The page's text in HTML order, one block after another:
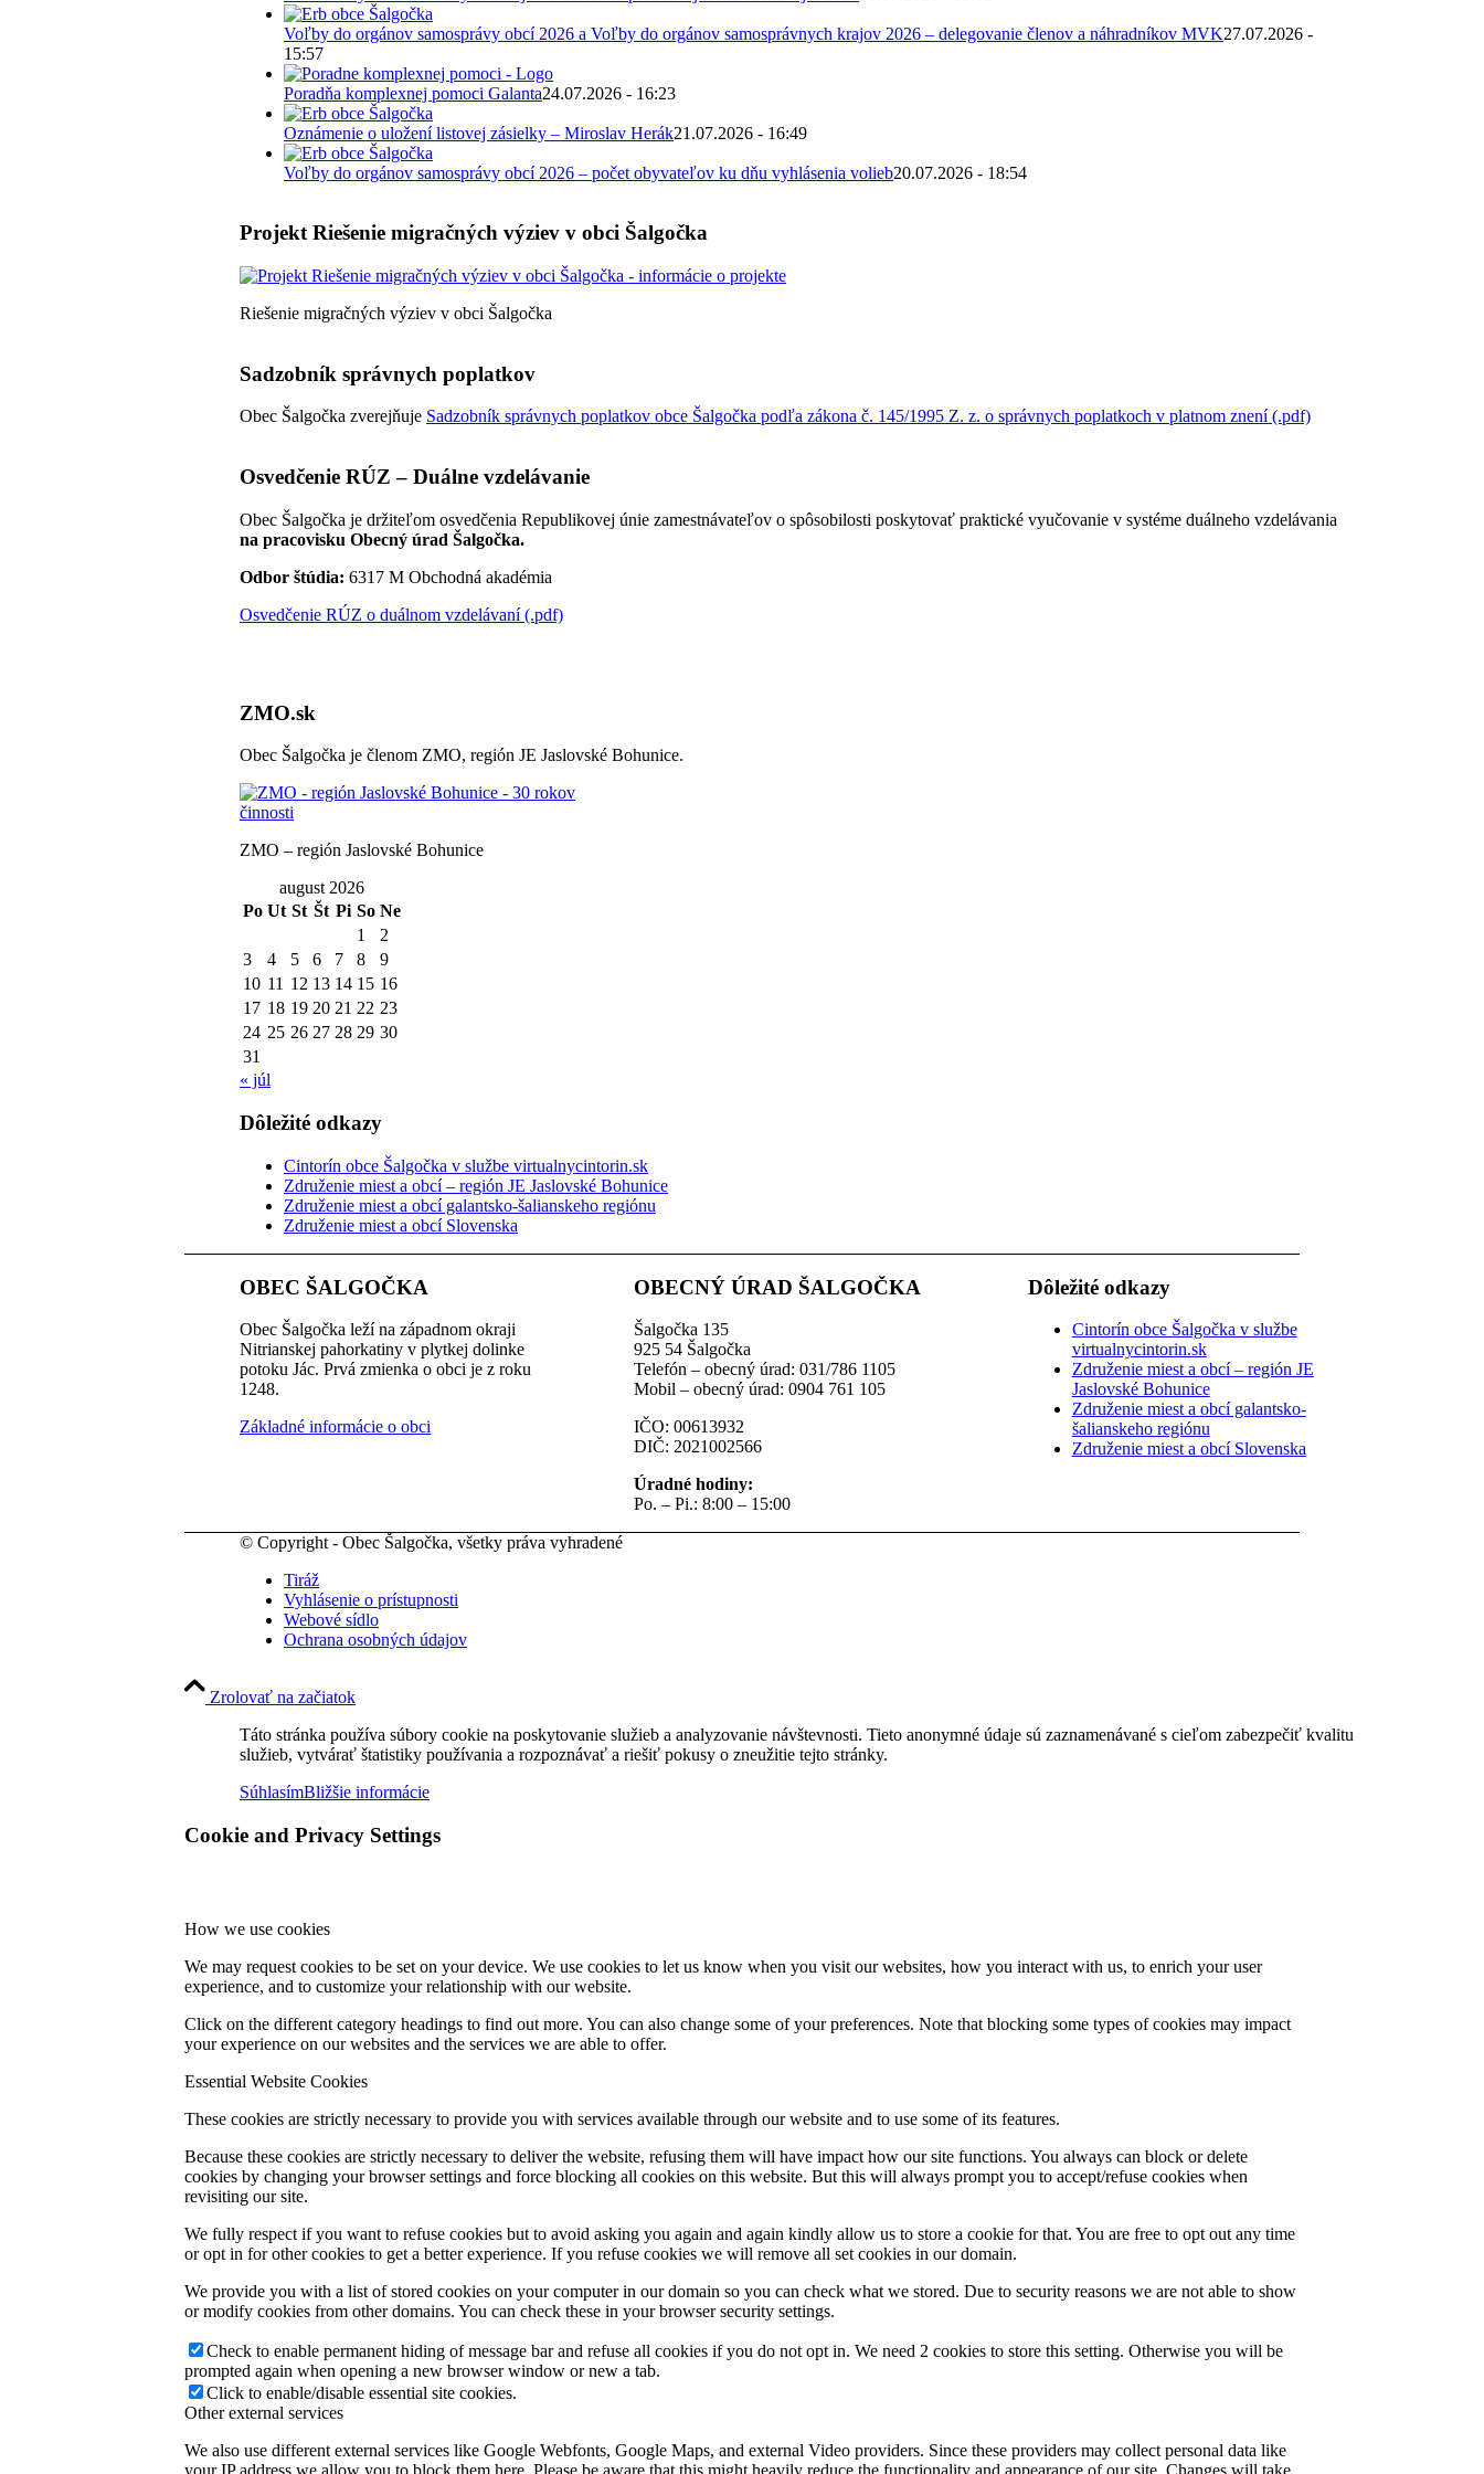
Voľby do orgánov samosprávy obcí 2026 a Voľby do orgánov samosprávnych krajov 2026 – delegovanie členov a náhradníkov MVK27.07.2026 -
15:57
Poradňa komplexnej pomoci Galanta24.07.2026 - 16:23
Oznámenie o uložení listovej zásielky – Miroslav Herák21.07.2026 - 16:49
Voľby do orgánov samosprávy obcí 2026 – počet obyvateľov ku dňu vyhlásenia volieb20.07.2026 - 18:54
Projekt Riešenie migračných výziev v obci Šalgočka
Riešenie migračných výziev v obci Šalgočka
Sadzobník správnych poplatkov
Obec Šalgočka zverejňuje Sadzobník správnych poplatkov obce Šalgočka podľa zákona č. 145/1995 Z. z. o správnych poplatkoch v platnom znení (.pdf)
Osvedčenie RÚZ – Duálne vzdelávanie
Obec Šalgočka je držiteľom osvedčenia Republikovej únie zamestnávateľov o spôsobilosti poskytovať praktické vyučovanie v systéme duálneho vzdelávania
na pracovisku Obecný úrad Šalgočka.
Odbor štúdia: 6317 M Obchodná akadémia
Osvedčenie RÚZ o duálnom vzdelávaní (.pdf)
ZMO.sk
Obec Šalgočka je členom ZMO, región JE Jaslovské Bohunice.
ZMO – región Jaslovské Bohunice
august 2026
Po Ut St Št Pi So Ne
1
2
3
4 5 6 7 8
9
10 11 12 13 14 15 16
17 18 19 20 21 22 23
24 25 26 27 28 29 30
31
« júl
Dôležité odkazy
Cintorín obce Šalgočka v službe virtualnycintorin.sk
Združenie miest a obcí – región JE Jaslovské Bohunice
Združenie miest a obcí galantsko-šalianskeho regiónu
Združenie miest a obcí Slovenska
OBEC ŠALGOČKA
Obec Šalgočka leží na západnom okraji
Nitrianskej pahorkatiny v plytkej dolinke
potoku Jác. Prvá zmienka o obci je z roku
1248.
Základné informácie o obci
OBECNÝ ÚRAD ŠALGOČKA
Šalgočka 135
925 54 Šalgočka
Telefón – obecný úrad: 031/786 1105
Mobil – obecný úrad: 0904 761 105
IČO: 00613932
DIČ: 2021002566
Úradné hodiny:
Po. – Pi.: 8:00 – 15:00
Dôležité odkazy
Cintorín obce Šalgočka v službe
virtualnycintorin.sk
Združenie miest a obcí – región JE
Jaslovské Bohunice
Združenie miest a obcí galantsko-
šalianskeho regiónu
Združenie miest a obcí Slovenska
© Copyright - Obec Šalgočka, všetky práva vyhradené
Tiráž
Vyhlásenie o prístupnosti
Webové sídlo
Ochrana osobných údajov
Zrolovať na začiatok
Táto stránka používa súbory cookie na poskytovanie služieb a analyzovanie návštevnosti. Tieto anonymné údaje sú zaznamenávané s cieľom zabezpečiť kvalitu
služieb, vytvárať štatistiky používania a rozpoznávať a riešiť pokusy o zneužitie tejto stránky.
SúhlasímBližšie informácie
Cookie and Privacy Settings
How we use cookies
We may request cookies to be set on your device. We use cookies to let us know when you visit our websites, how you interact with us, to enrich your user
experience, and to customize your relationship with our website.
Click on the different category headings to find out more. You can also change some of your preferences. Note that blocking some types of cookies may impact
your experience on our websites and the services we are able to offer.
Essential Website Cookies
These cookies are strictly necessary to provide you with services available through our website and to use some of its features.
Because these cookies are strictly necessary to deliver the website, refusing them will have impact how our site functions. You always can block or delete
cookies by changing your browser settings and force blocking all cookies on this website. But this will always prompt you to accept/refuse cookies when
revisiting our site.
We fully respect if you want to refuse cookies but to avoid asking you again and again kindly allow us to store a cookie for that. You are free to opt out any time
or opt in for other cookies to get a better experience. If you refuse cookies we will remove all set cookies in our domain.
We provide you with a list of stored cookies on your computer in our domain so you can check what we stored. Due to security reasons we are not able to show
or modify cookies from other domains. You can check these in your browser security settings.
Check to enable permanent hiding of message bar and refuse all cookies if you do not opt in. We need 2 cookies to store this setting. Otherwise you will be
prompted again when opening a new browser window or new a tab.
Click to enable/disable essential site cookies.
Other external services
We also use different external services like Google Webfonts, Google Maps, and external Video providers. Since these providers may collect personal data like
your IP address we allow you to block them here. Please be aware that this might heavily reduce the functionality and appearance of our site. Changes will take